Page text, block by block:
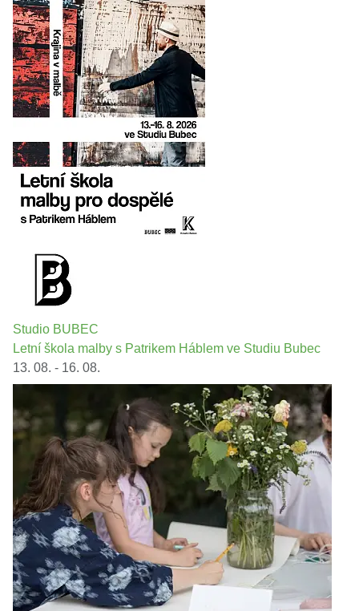
Studio BUBEC
Letní škola malby s Patrikem Háblem ve Studiu Bubec
13. 08. - 16. 08.